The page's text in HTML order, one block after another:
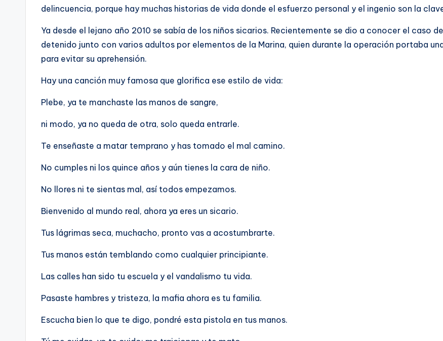
delincuencia, porque hay muchas historias de vida donde el esfuerzo personal y el ingenio son la
Ya desde el lejano año 2010 se sabía de los niños sicarios. Recientemente se dio a conocer el caso
detenido junto con varios adultos por elementos de la Marina, quien durante la operación portaba
para evitar su aprehensión.
Hay una canción muy famosa que glorifica ese estilo de vida:
Plebe, ya te manchaste las manos de sangre,
ni modo, ya no queda de otra, solo queda entrarle.
Te enseñaste a matar temprano y has tomado el mal camino.
No cumples ni los quince años y aún tienes la cara de niño.
No llores ni te sientas mal, así todos empezamos.
Bienvenido al mundo real, ahora ya eres un sicario.
Tus lágrimas seca, muchacho, pronto vas a acostumbrarte.
Tus manos están temblando como cualquier principiante.
Las calles han sido tu escuela y el vandalismo tu vida.
Pasaste hambres y tristeza, la mafia ahora es tu familia.
Escucha bien lo que te digo, pondré esta pistola en tus manos.